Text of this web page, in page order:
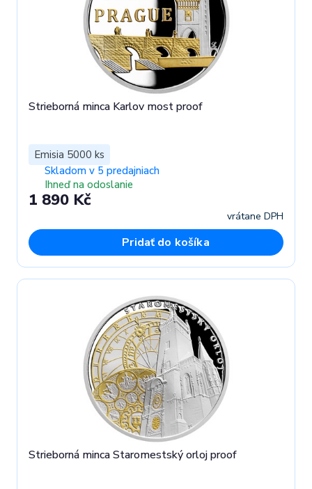
Strieborná minca Karlov most proof
Emisia 5000 ks
Skladom v 5 predajniach
Ihneď na odoslanie
1 890 Kč
vrátane DPH
Pridať do košíka
Strieborná minca Staromestský orloj proof